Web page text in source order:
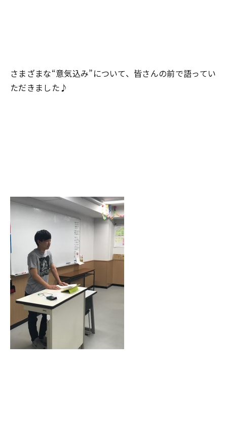
さまざまな“意気込み”について、皆さんの前で語ってい
ただきました♪